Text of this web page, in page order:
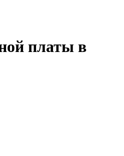
платы в